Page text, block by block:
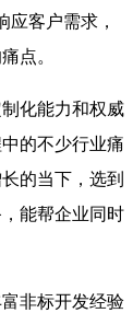
应客户需求，
点。
化能力和权威
的不少行业痛
的当下，选到
能帮企业同时
非标开发经验